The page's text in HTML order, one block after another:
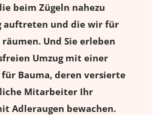
beim Zügeln nahezu
auftreten und die wir für
Und Sie erleben
Umzugmit einer
für Bauma, deren versierte
Mitarbeiter Ihr
Adleraugen bewachen.